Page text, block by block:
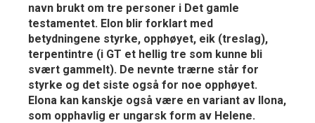
navn brukt om tre personer i Det gamle
testamentet. Elon blir forklart med
betydningene styrke, opphøyet, eik (treslag),
terpentintre (i GT et hellig tre som kunne bli
svært gammelt). De nevnte trærne står for
styrke og det siste også for noe opphøyet.
Elona kan kanskje også være en variant av Ilona,
som opphavlig er ungarsk form av Helene.